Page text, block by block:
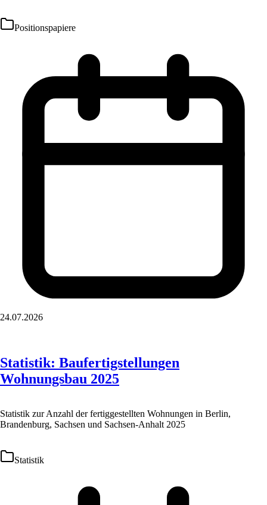
Positionspapiere
24.07.2026
Statistik: Baufertigstellungen
Wohnungsbau 2025
Statistik zur Anzahl der fertiggestellten Wohnungen in Berlin,
Brandenburg, Sachsen und Sachsen-Anhalt 2025
Statistik